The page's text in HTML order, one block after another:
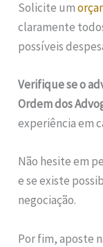
Solicite um
claramente
possíveis
Verifique se o
Ordem dos
experiência em
Não hesite em
e se existe
negociação.
Por fim, aposte